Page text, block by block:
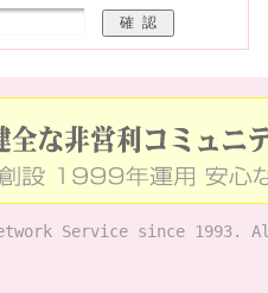
Service since 1993.